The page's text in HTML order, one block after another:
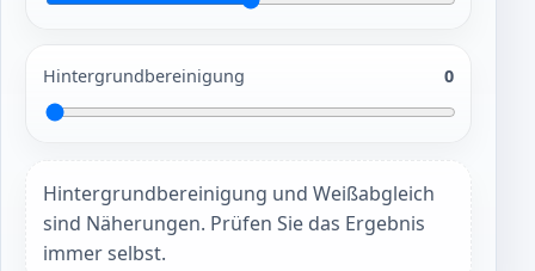
Hintergrundbereinigung 0
Hintergrundbereinigung und Weißabgleich
sind Näherungen. Prüfen Sie das Ergebnis
immer selbst.